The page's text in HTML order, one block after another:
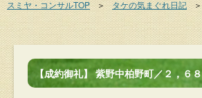
スミヤ・コンサルTOP ＞ タケの気まぐれ日記 ＞
【成約御礼】 紫野中柏野町／２，６